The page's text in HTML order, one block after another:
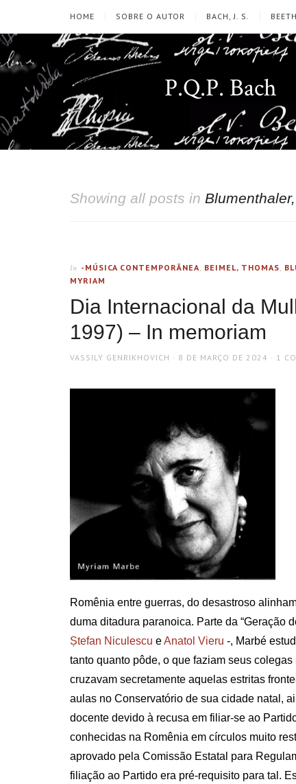
HOME SOBRE O AUTOR BACH, J. S.
P.Q.P. Bach
Showing all posts in
In -MÚSICA CONTEMPORÂNEA BEIMEL, THOMAS
MYRIAM
Dia Internacional da
1997) – In memoriam
AUTHOR
VASSILY GENRIKHOVICH
POSTED
8 DE MARÇO DE 2024 1
Romênia entre guerras, do desastroso
duma ditadura paranoica. Parte da “Geração
Ștefan Niculescu eAnatol Vieru -, Marbé
tanto quanto pôde, o que faziam seus
cruzavam secretamente aquelas estritas
aulas no Conservatório de sua cidade natal,
docente devido à recusa em filiar-se ao
conhecidas na Romênia em círculos muito
aprovado pela Comissão Estatal para
filiação ao Partido era pré-requisito para tal.